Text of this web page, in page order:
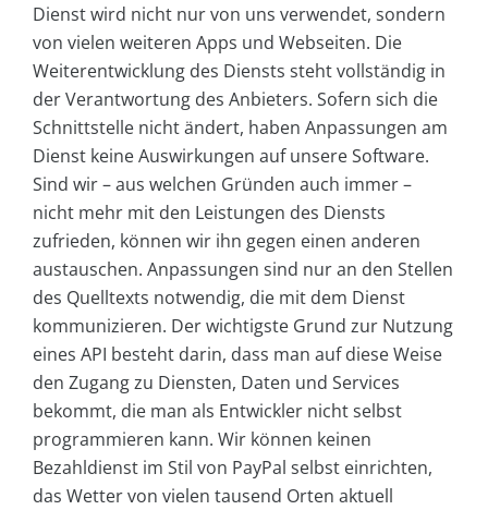
Dienst wird nicht nur von uns verwendet, sondern
von vielen weiteren Apps und Webseiten. Die
Weiterentwicklung des Diensts steht vollständig in
der Verantwortung des Anbieters. Sofern sich die
Schnittstelle nicht ändert, haben Anpassungen am
Dienst keine Auswirkungen auf unsere Software.
Sind wir – aus welchen Gründen auch immer –
nicht mehr mit den Leistungen des Diensts
zufrieden, können wir ihn gegen einen anderen
austauschen. Anpassungen sind nur an den Stellen
des Quelltexts notwendig, die mit dem Dienst
kommunizieren. Der wichtigste Grund zur Nutzung
eines API besteht darin, dass man auf diese Weise
den Zugang zu Diensten, Daten und Services
bekommt, die man als Entwickler nicht selbst
programmieren kann. Wir können keinen
Bezahldienst im Stil von PayPal selbst einrichten,
das Wetter von vielen tausend Orten aktuell